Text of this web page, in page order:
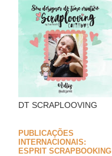
DT SCRAPLOOVING
PUBLICAÇÕES
INTERNACIONAIS:
ESPRIT SCRAPBOOKING